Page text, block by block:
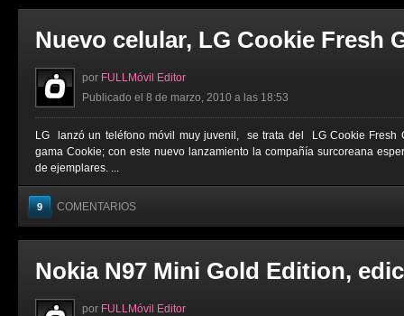
Nuevo celular, LG Cookie Fresh
por FULLMóvil Editor
Publicado el 8 de marzo, 2010 a las 18:53
LG lanzó un teléfono móvil muy juvenil, se trata del LG Cookie Fresh
gama Cookie; con este nuevo lanzamiento la compañía surcoreana
de ejemplares. ...
9 COMENTARIOS
Nokia N97 Mini Gold Edition,
por FULLMóvil Editor